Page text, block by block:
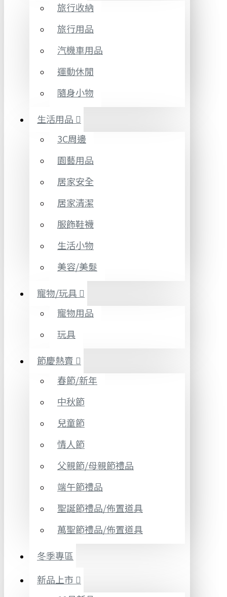
旅行收納
旅行用品
汽機車用品
運動休閒
隨身小物
生活用品
3C周邊
園藝用品
居家安全
居家清潔
服飾鞋襪
生活小物
美容/美髮
寵物/玩具
寵物用品
玩具
節慶熱賣
春節/新年
中秋節
兒童節
情人節
父親節/母親節禮品
端午節禮品
聖誕節禮品/佈置道具
萬聖節禮品/佈置道具
冬季專區
新品上市